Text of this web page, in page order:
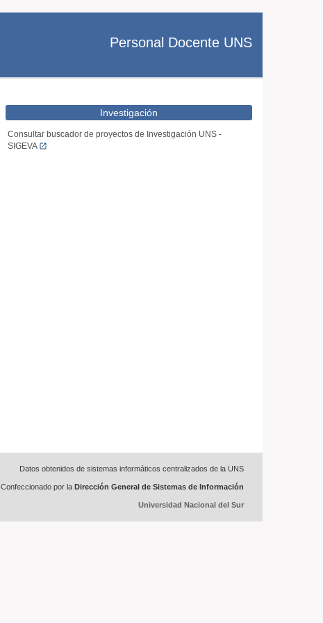
Personal Docente UNS
Investigación
Consultar buscador de proyectos de Investigación UNS -
SIGEVA
Datos obtenidos de sistemas informáticos centralizados de la UNS
Confeccionado por laDirección General de Sistemas de Información
Universidad Nacional del Sur